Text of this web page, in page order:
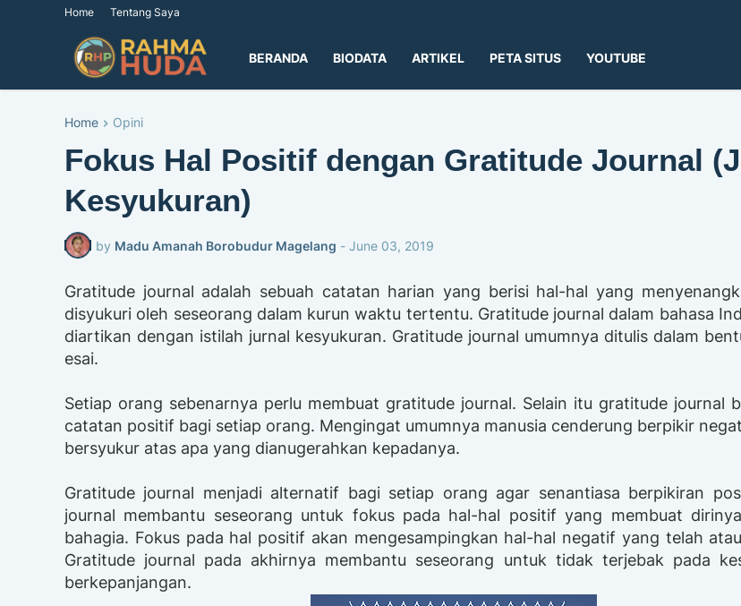
Home Tentang Saya
BERANDA BIODATA ARTIKEL PETA SITUS YOUTUBE
Home Opini
Fokus Hal Positif dengan Gratitude Journal
Kesyukuran)
by Madu Amanah Borobudur Magelang - June 03, 2019
Gratitude journal adalah sebuah catatan harian yang berisi hal-hal yang
disyukuri oleh seseorang dalam kurun waktu tertentu. Gratitude journal dalam bahasa
diartikan dengan istilah jurnal kesyukuran. Gratitude journal umumnya ditulis dalam
esai.
Setiap orang sebenarnya perlu membuat gratitude journal. Selain itu gratitude journal
catatan positif bagi setiap orang. Mengingat umumnya manusia cenderung berpikir
bersyukur atas apa yang dianugerahkan kepadanya.
Gratitude journal menjadi alternatif bagi setiap orang agar senantiasa berpikiran
journal membantu seseorang untuk fokus pada hal-hal positif yang membuat
bahagia. Fokus pada hal positif akan mengesampingkan hal-hal negatif yang telah
Gratitude journal pada akhirnya membantu seseorang untuk tidak terjebak pada
berkepanjangan.